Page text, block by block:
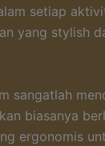
setiap
yang stylish
sangatlah
biasanya
ergonomis